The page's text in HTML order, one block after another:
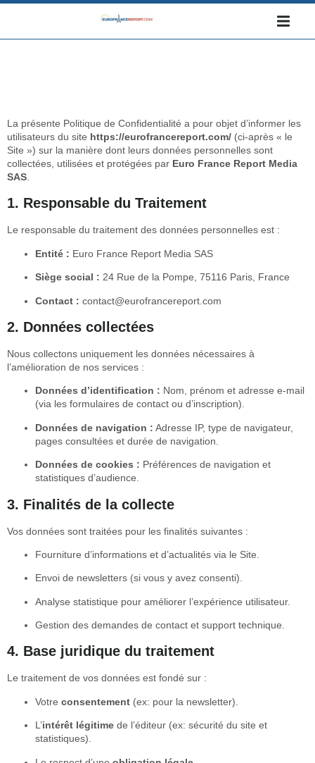
La présente Politique de Confidentialité a pour objet d’informer les
utilisateurs du site https://eurofrancereport.com/ (ci-après « le
Site ») sur la manière dont leurs données personnelles sont
collectées, utilisées et protégées par Euro France Report Media
SAS
1. Responsable du Traitement
Le responsable du traitement des données personnelles est :
Entité : Euro France Report Media SAS
Siège social : 24 Rue de la Pompe, 75116 Paris, France
Contact : contact@eurofrancereport.com
2. Données collectées
Nous collectons uniquement les données nécessaires à
l’amélioration de nos services :
Données d’identification : Nom, prénom et adresse e-mail
(via les formulaires de contact ou d’inscription).
Données de navigation : Adresse IP, type de navigateur,
pages consultées et durée de navigation.
Données de cookies : Préférences de navigation et
statistiques d’audience.
3. Finalités de la collecte
Vos données sont traitées pour les finalités suivantes :
Fourniture d’informations et d’actualités via le Site.
Envoi de newsletters (si vous y avez consenti).
Analyse statistique pour améliorer l’expérience utilisateur.
Gestion des demandes de contact et support technique.
4. Base juridique du traitement
Le traitement de vos données est fondé sur :
Votre consentement (ex: pour la newsletter).
L’intérêt légitime de l’éditeur (ex: sécurité du site et
statistiques).